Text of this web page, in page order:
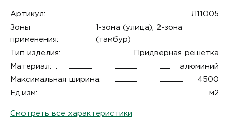
Артикул:
Л11005
Зоны
применения:
1-зона (улица), 2-зона
(тамбур)
Тип изделия:
Придверная решетка
Материал:
алюминий
Максимальная ширина:
4500
Ед.изм:
м2
Смотреть все характеристики